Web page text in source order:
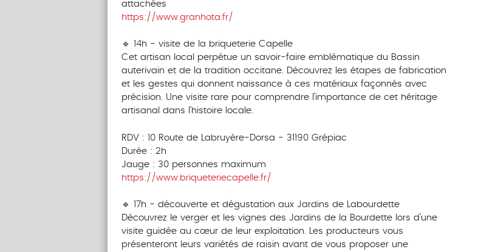
attachées
https://www.granhota.fr/
🔹 14h - visite de la briqueterie Capelle
Cet artisan local perpétue un savoir-faire emblématique du Bassin
auterivain et de la tradition occitane. Découvrez les étapes de fabrication
et les gestes qui donnent naissance à ces matériaux façonnés avec
précision. Une visite rare pour comprendre l’importance de cet héritage
artisanal dans l’histoire locale.
RDV : 10 Route de Labruyère-Dorsa - 31190 Grépiac
Durée : 2h
Jauge : 30 personnes maximum
https://www.briqueteriecapelle.fr/
🔹 17h - découverte et dégustation aux Jardins de Labourdette
Découvrez le verger et les vignes des Jardins de la Bourdette lors d’une
visite guidée au cœur de leur exploitation. Les producteurs vous
présenteront leurs variétés de raisin avant de vous proposer une